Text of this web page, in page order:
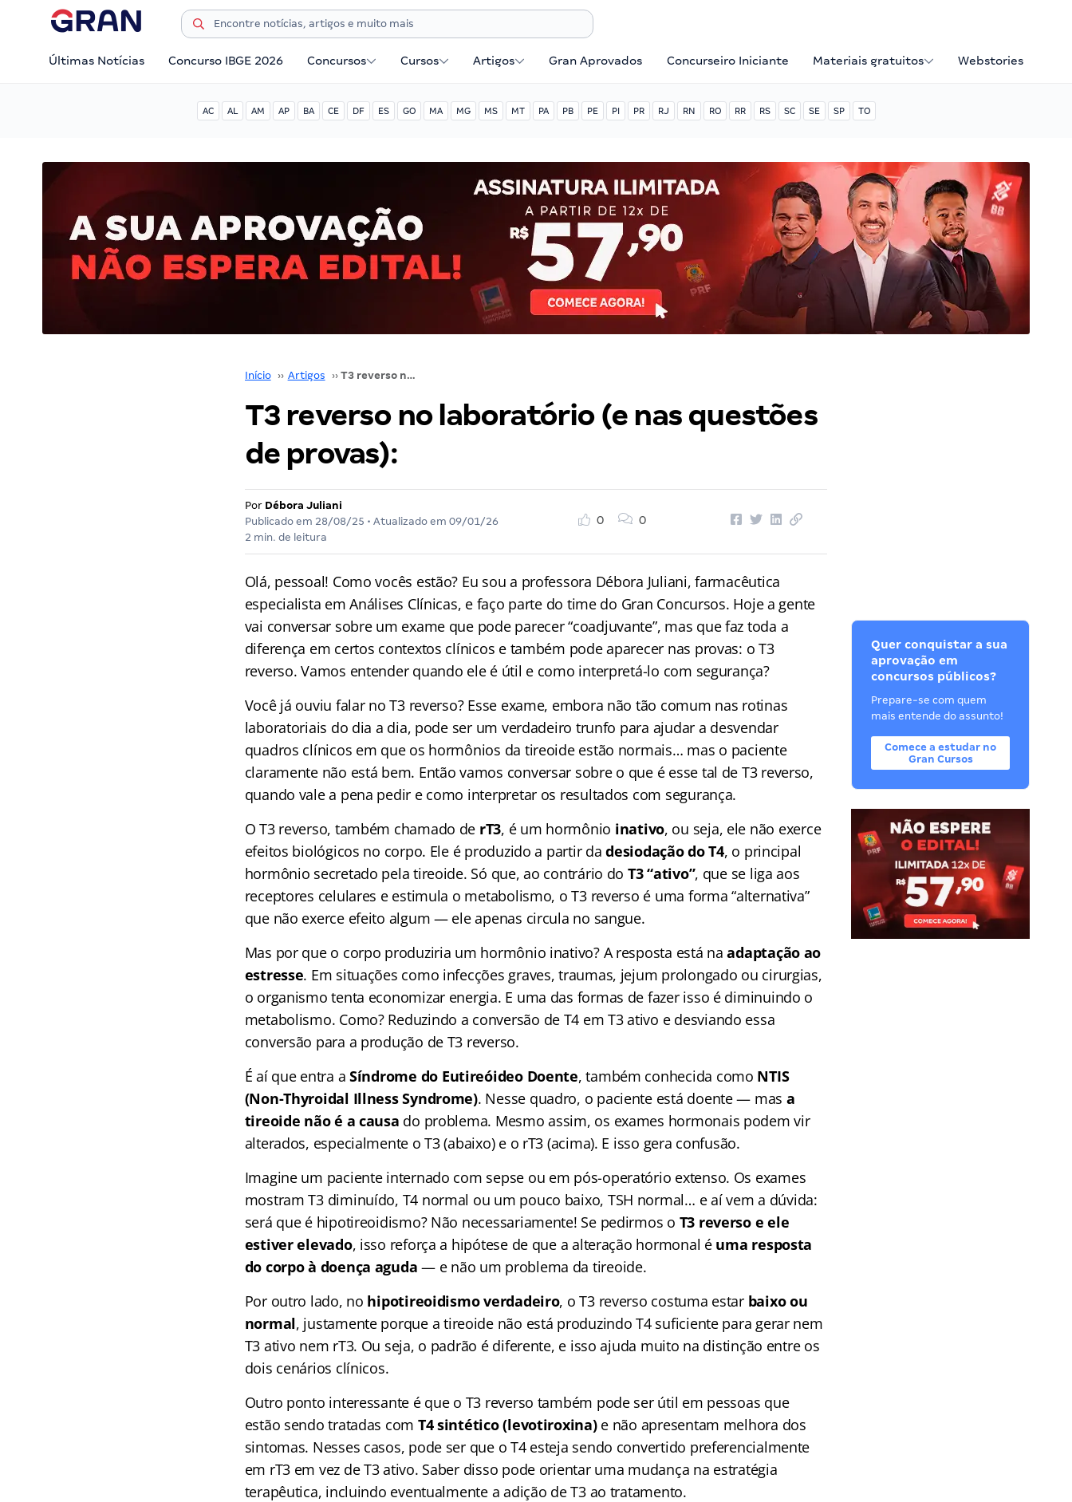
Últimas Notícias Concurso IBGE 2026 Concursos Cursos Artigos Gran Aprovados Concurseiro Iniciante Materiais gratuitos Webstories
AC AL AM AP BA CE DF ES GO MA MG MS MT PA PB PE PI PR RJ RN RO RR RS SC SE SP TO
Início ›› Artigos ›› T3 reverso no laboratório (e nas questões de provas):
T3 reverso no laboratório (e nas questões
de provas):
Por Débora Juliani
Publicado em 28/08/25 • Atualizado em 09/01/26
2 min. de leitura
0 0
Olá, pessoal! Como vocês estão? Eu sou a professora Débora Juliani, farmacêutica
especialista em Análises Clínicas, e faço parte do time do Gran Concursos. Hoje a gente
vai conversar sobre um exame que pode parecer “coadjuvante”, mas que faz toda a
diferença em certos contextos clínicos e também pode aparecer nas provas: o T3
reverso. Vamos entender quando ele é útil e como interpretá-lo com segurança?
Você já ouviu falar no T3 reverso? Esse exame, embora não tão comum nas rotinas
laboratoriais do dia a dia, pode ser um verdadeiro trunfo para ajudar a desvendar
quadros clínicos em que os hormônios da tireoide estão normais… mas o paciente
claramente não está bem. Então vamos conversar sobre o que é esse tal de T3 reverso,
quando vale a pena pedir e como interpretar os resultados com segurança.
O T3 reverso, também chamado de rT3, é um hormônio inativo, ou seja, ele não exerce
efeitos biológicos no corpo. Ele é produzido a partir dadesiodação do T4, o principal
hormônio secretado pela tireoide. Só que, ao contrário do T3 “ativo”, que se liga aos
receptores celulares e estimula o metabolismo, o T3 reverso é uma forma “alternativa”
que não exerce efeito algum — ele apenas circula no sangue.
Mas por que o corpo produziria um hormônio inativo? A resposta está naadaptação ao
estresse. Em situações como infecções graves, traumas, jejum prolongado ou cirurgias,
o organismo tenta economizar energia. E uma das formas de fazer isso é diminuindo o
metabolismo. Como? Reduzindo a conversão de T4 em T3 ativo e desviando essa
conversão para a produção de T3 reverso.
É aí que entra aSíndrome do Eutireóideo Doente, também conhecida como NTIS
(Non-Thyroidal Illness Syndrome). Nesse quadro, o paciente está doente — mas a
tireoide não é a causa do problema. Mesmo assim, os exames hormonais podem vir
alterados, especialmente o T3 (abaixo) e o rT3 (acima). E isso gera confusão.
Imagine um paciente internado com sepse ou em pós-operatório extenso. Os exames
mostram T3 diminuído, T4 normal ou um pouco baixo, TSH normal… e aí vem a dúvida:
será que é hipotireoidismo? Não necessariamente! Se pedirmos o T3 reverso e ele
estiver elevado, isso reforça a hipótese de que a alteração hormonal é uma resposta
do corpo à doença aguda — e não um problema da tireoide.
Por outro lado, no hipotireoidismo verdadeiro, o T3 reverso costuma estar baixo ou
normal, justamente porque a tireoide não está produzindo T4 suficiente para gerar nem
T3 ativo nem rT3. Ou seja, o padrão é diferente, e isso ajuda muito na distinção entre os
dois cenários clínicos.
Outro ponto interessante é que o T3 reverso também pode ser útil em pessoas que
estão sendo tratadas com T4 sintético (levotiroxina)e não apresentam melhora dos
sintomas. Nesses casos, pode ser que o T4 esteja sendo convertido preferencialmente
em rT3 em vez de T3 ativo. Saber disso pode orientar uma mudança na estratégia
terapêutica, incluindo eventualmente a adição de T3 ao tratamento.
Quer conquistar a sua
aprovação em
concursos públicos?
Prepare-se com quem
mais entende do assunto!
Comece a estudar no
Gran Cursos